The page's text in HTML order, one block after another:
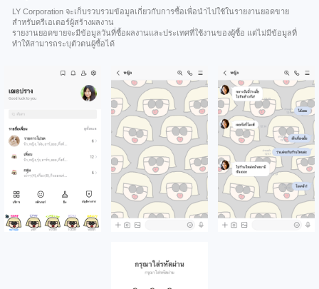
LY Corporation จะเก็บรวบรวมข้อมูลเกี่ยวกับการซื้อเพื่อนำไปใช้ในรายงานยอดขาย
สำหรับครีเอเตอร์ผู้สร้างผลงาน
รายงานยอดขายจะมีข้อมูลวันที่ซื้อผลงานและประเทศที่ใช้งานของผู้ซื้อ แต่ไม่มีข้อมูลที่
ทำให้สามารถระบุตัวตนผู้ซื้อได้